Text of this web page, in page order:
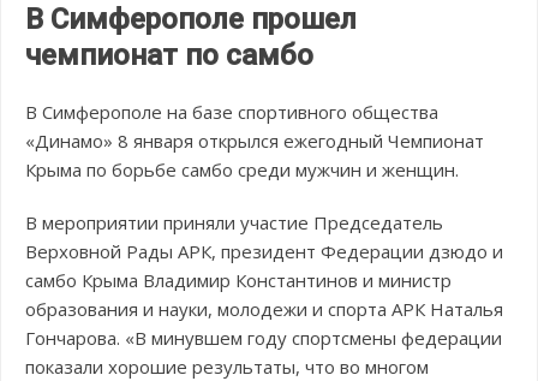
В Симферополе прошел
чемпионат по самбо
В Симферополе на базе спортивного общества
«Динамо» 8 января открылся ежегодный Чемпионат
Крыма по борьбе самбо среди мужчин и женщин.
В мероприятии приняли участие Председатель
Верховной Рады АРК, президент Федерации дзюдо и
самбо Крыма Владимир Константинов и министр
образования и науки, молодежи и спорта АРК Наталья
Гончарова. «В минувшем году спортсмены федерации
показали хорошие результаты, что во многом